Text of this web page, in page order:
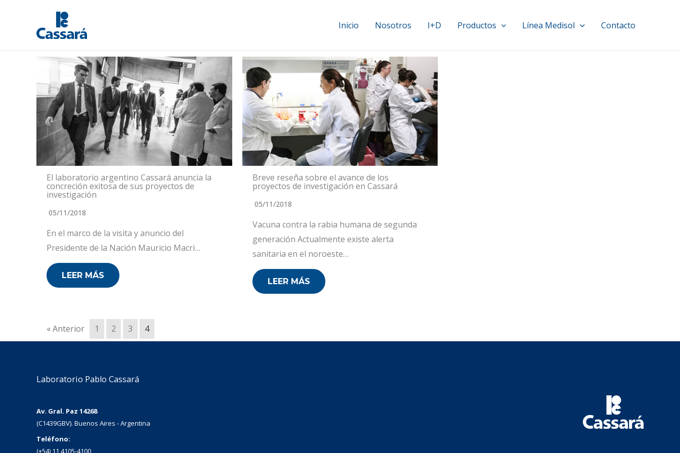
contenido
Inicio Nosotros I+D Productos Línea Medisol Contacto
Noticias
El laboratorio argentino Cassará anuncia la
concreción exitosa de sus proyectos de
investigación
05/11/2018
En el marco de la visita y anuncio del
Presidente de la Nación Mauricio Macri…
LEER MÁS
Breve reseña sobre el avance de los
proyectos de investigación en Cassará
05/11/2018
Vacuna contra la rabia humana de segunda
generación Actualmente existe alerta
sanitaria en el noroeste…
LEER MÁS
« Anterior 1 2 3 4
Laboratorio Pablo Cassará
Av. Gral. Paz 14268
(C1439GBV). Buenos Aires - Argentina
Teléfono:
(+54) 11 4105-4100